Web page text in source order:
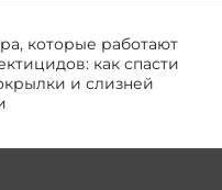
которые работают
как спасти
и слизней